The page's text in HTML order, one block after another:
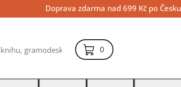
Doprava zdarma nad 699 Kč po Česku
0položek – košík